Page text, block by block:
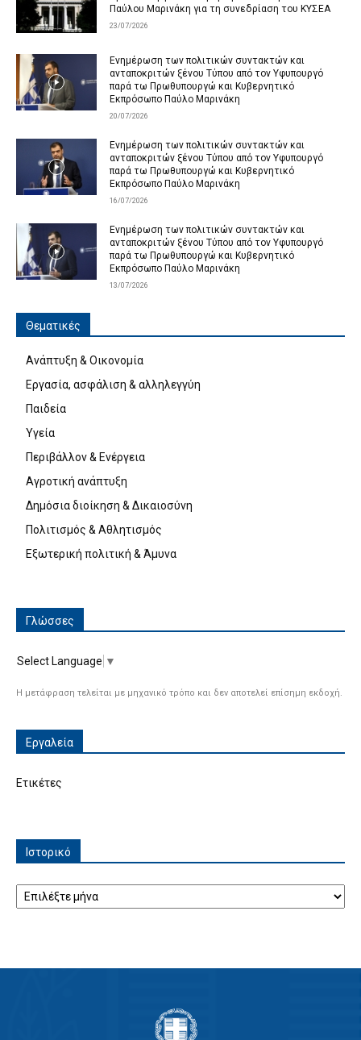
Παύλου Μαρινάκη για τη συνεδρίαση του ΚΥΣΕΑ
23/07/2026
Ενημέρωση των πολιτικών συντακτών και
ανταποκριτών ξένου Τύπου από τον Υφυπουργό
παρά τω Πρωθυπουργώ και Κυβερνητικό
Εκπρόσωπο Παύλο Μαρινάκη
20/07/2026
Ενημέρωση των πολιτικών συντακτών και
ανταποκριτών ξένου Τύπου από τον Υφυπουργό
παρά τω Πρωθυπουργώ και Κυβερνητικό
Εκπρόσωπο Παύλο Μαρινάκη
16/07/2026
Ενημέρωση των πολιτικών συντακτών και
ανταποκριτών ξένου Τύπου από τον Υφυπουργό
παρά τω Πρωθυπουργώ και Κυβερνητικό
Εκπρόσωπο Παύλο Μαρινάκη
13/07/2026
Θεματικές
Ανάπτυξη & Οικονομία
Εργασία, ασφάλιση & αλληλεγγύη
Παιδεία
Υγεία
Περιβάλλον & Ενέργεια
Αγροτική ανάπτυξη
Δημόσια διοίκηση & Δικαιοσύνη
Πολιτισμός & Αθλητισμός
Εξωτερική πολιτική & Άμυνα
Γλώσσες
Select Language ▼
Η μετάφραση τελείται με μηχανικό τρόπο και δεν αποτελεί επίσημη εκδοχή.
Εργαλεία
Ετικέτες
Ιστορικό
Ιστορικό